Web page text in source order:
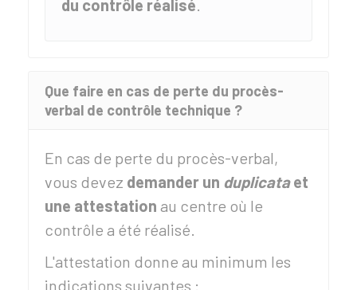
du contrôle réalisé.
Que faire en cas de perte du procès-
verbal de contrôle technique ?
En cas de perte du procès-verbal,
vous devez demander un duplicataet
une attestation au centre où le
contrôle a été réalisé.
L'attestation donne au minimum les
indications suivantes :